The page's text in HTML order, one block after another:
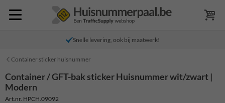
Snelle levering, ook bij maatwerk!
Container sticker huisnummer
Container / GFT-bak sticker Huisnummer wit/zwart |
Modern
Art.nr. HPCH.09092